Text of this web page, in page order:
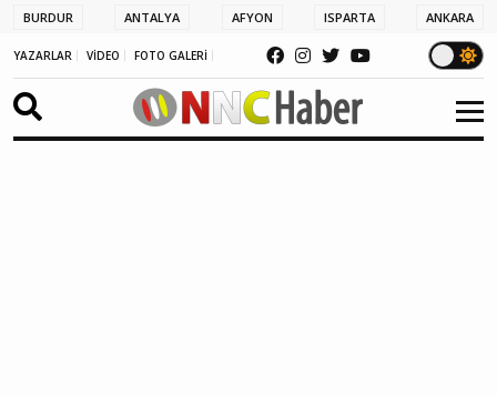
BURDUR ANTALYA AFYON ISPARTA ANKARA
YAZARLAR VİDEO FOTO GALERİ